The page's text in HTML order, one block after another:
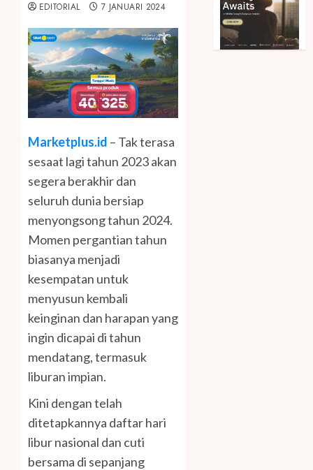
EDITORIAL 7 JANUARI 2024
Marketplus.id – Tak terasa
sesaat lagi tahun 2023 akan
segera berakhir dan
seluruh dunia bersiap
menyongsong tahun 2024.
Momen pergantian tahun
biasanya menjadi
kesempatan untuk
menyusun kembali
keinginan dan harapan yang
ingin dicapai di tahun
mendatang, termasuk
liburan impian.
Kini dengan telah
ditetapkannya daftar hari
libur nasional dan cuti
bersama di sepanjang